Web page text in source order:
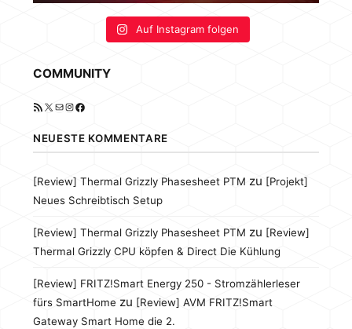
Auf Instagram folgen
COMMUNITY
RSS-Feed
X E-MailInstagram
Facebook
NEUESTE KOMMENTARE
[Review] Thermal Grizzly Phasesheet PTM zu [Projekt]
Neues Schreibtisch Setup
[Review] Thermal Grizzly Phasesheet PTM zu [Review]
Thermal Grizzly CPU köpfen & Direct Die Kühlung
[Review] FRITZ!Smart Energy 250 - Stromzählerleser
fürs SmartHome zu [Review] AVM FRITZ!Smart
Gateway Smart Home die 2.